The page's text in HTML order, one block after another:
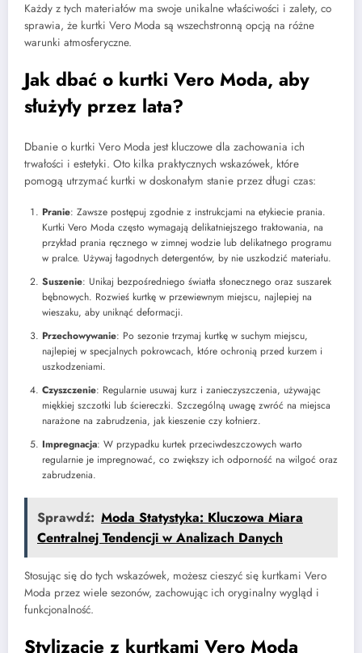
Każdy z tych materiałów ma swoje unikalne właściwości i zalety, co
sprawia, że kurtki Vero Moda są wszechstronną opcją na różne
warunki atmosferyczne.
Jak dbać o kurtki Vero Moda, aby
służyły przez lata?
Dbanie o kurtki Vero Moda jest kluczowe dla zachowania ich
trwałości i estetyki. Oto kilka praktycznych wskazówek, które
pomogą utrzymać kurtki w doskonałym stanie przez długi czas:
Pranie: Zawsze postępuj zgodnie z instrukcjami na etykiecie prania.
Kurtki Vero Moda często wymagają delikatniejszego traktowania, na
przykład prania ręcznego w zimnej wodzie lub delikatnego programu
w pralce. Używaj łagodnych detergentów, by nie uszkodzić materiału.
Suszenie: Unikaj bezpośredniego światła słonecznego oraz suszarek
bębnowych. Rozwieś kurtkę w przewiewnym miejscu, najlepiej na
wieszaku, aby uniknąć deformacji.
Przechowywanie: Po sezonie trzymaj kurtkę w suchym miejscu,
najlepiej w specjalnych pokrowcach, które ochronią przed kurzem i
uszkodzeniami.
Czyszczenie: Regularnie usuwaj kurz i zanieczyszczenia, używając
miękkiej szczotki lub ściereczki. Szczególną uwagę zwróć na miejsca
narażone na zabrudzenia, jak kieszenie czy kołnierz.
Impregnacja: W przypadku kurtek przeciwdeszczowych warto
regularnie je impregnować, co zwiększy ich odporność na wilgoć oraz
zabrudzenia.
Sprawdź: Moda Statystyka: Kluczowa Miara
Centralnej Tendencji w Analizach Danych
Stosując się do tych wskazówek, możesz cieszyć się kurtkami Vero
Moda przez wiele sezonów, zachowując ich oryginalny wygląd i
funkcjonalność.
Stylizacje z kurtkami Vero Moda